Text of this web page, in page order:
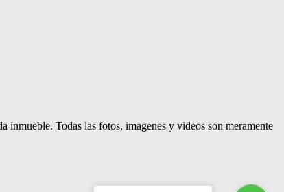
inmueble. Todas las fotos, imagenes y videos son meramente